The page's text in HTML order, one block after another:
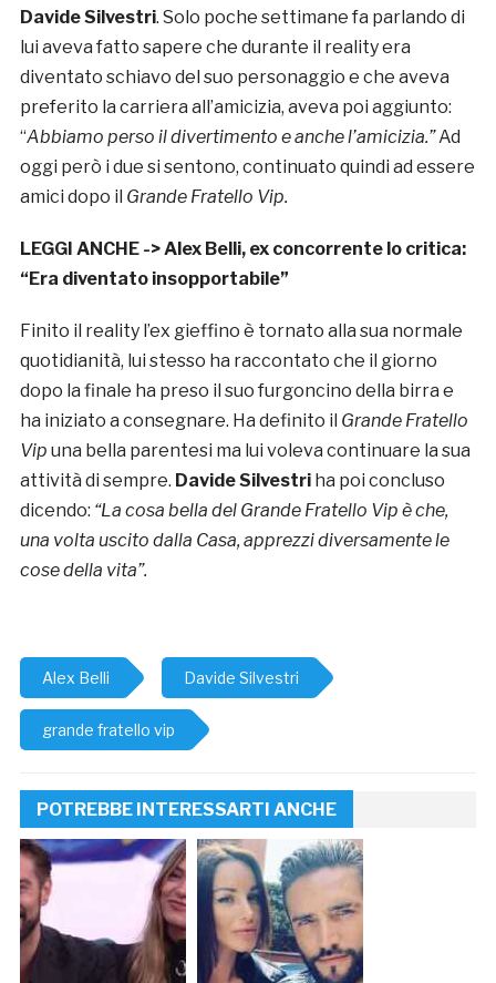
Davide Silvestri. Solo poche settimane fa parlando di
lui aveva fatto sapere che durante il reality era
diventato schiavo del suo personaggio e che aveva
preferito la carriera all’amicizia, aveva poi aggiunto:
“Abbiamo perso il divertimento e anche l’amicizia.”Ad
oggi però i due si sentono, continuato quindi ad essere
amici dopo il Grande Fratello Vip.
LEGGI ANCHE ->Alex Belli, ex concorrente lo critica:
“Era diventato insopportabile”
Finito il reality l’ex gieffino è tornato alla sua normale
quotidianità, lui stesso ha raccontato che il giorno
dopo la finale ha preso il suo furgoncino della birra e
ha iniziato a consegnare. Ha definito il Grande Fratello
Vip una bella parentesi ma lui voleva continuare la sua
attività di sempre. Davide Silvestri ha poi concluso
dicendo: “La cosa bella del Grande Fratello Vip è che,
una volta uscito dalla Casa, apprezzi diversamente le
cose della vita”.
Alex Belli Davide Silvestri
grande fratello vip
POTREBBE INTERESSARTI ANCHE